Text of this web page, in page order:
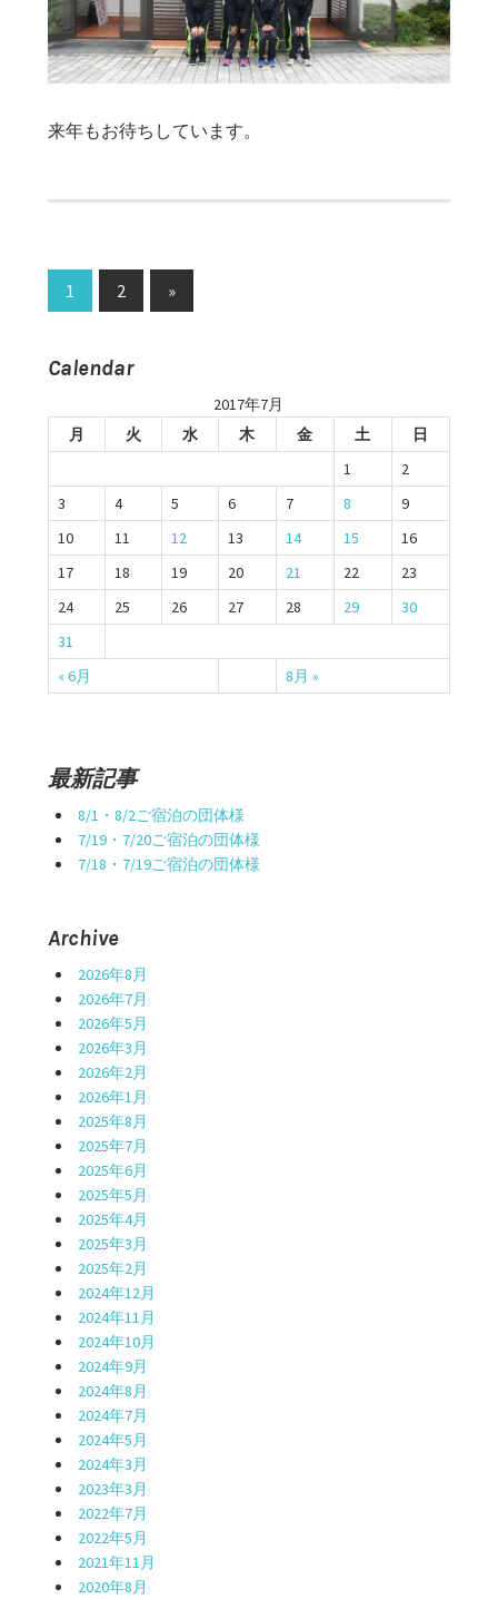
来年もお待ちしています。
投
ナ
ビ
ゲ
ー
シ
ョ
ン
1 2
次
の
»
Calendar
2017年7月
月
火 水 木 金 土 日
« 6月 8月 »
1
2
3
4 5 6 7 8
9
10
11 12 13 14 15
16
17
18 19 20 21 22
23
24
25 26 27 28 29
30
31
最新記事
8/1・8/2ご宿泊の団体様
7/19・7/20ご宿泊の団体様
7/18・7/19ご宿泊の団体様
Archive
2026年8月
2026年7月
2026年5月
2026年3月
2026年2月
2026年1月
2025年8月
2025年7月
2025年6月
2025年5月
2025年4月
2025年3月
2025年2月
2024年12月
2024年11月
2024年10月
2024年9月
2024年8月
2024年7月
2024年5月
2024年3月
2023年3月
2022年7月
2022年5月
2021年11月
2020年8月